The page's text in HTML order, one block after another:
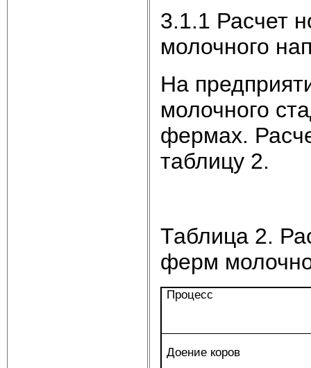
3.1.1 Расчет
молочного
На
молочного
фермах.
таблицу 2.
Таблица 2.
ферм
Процесс
Доение коров